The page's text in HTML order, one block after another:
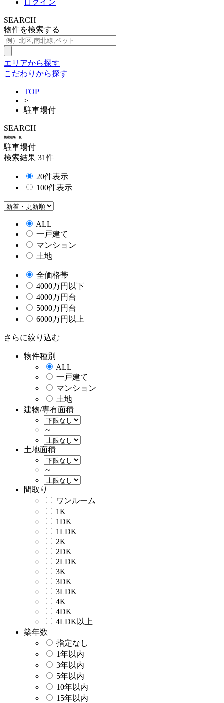
SEARCH
物件を検索する
エリアから探す
こだわりから探す
TOP
>
駐車場付
SEARCH
検索結果一覧
駐車場付
検索結果 31件
20件表示
100件表示
ALL
一戸建て
マンション
土地
全価格帯
4000万円以下
4000万円台
5000万円台
6000万円以上
さらに絞り込む
物件種別
ALL
一戸建て
マンション
土地
建物/専有面積
～
土地面積
～
間取り
ワンルーム
1K
1DK
1LDK
2K
2DK
2LDK
3K
3DK
3LDK
4K
4DK
4LDK以上
築年数
指定なし
1年以内
3年以内
5年以内
10年以内
15年以内